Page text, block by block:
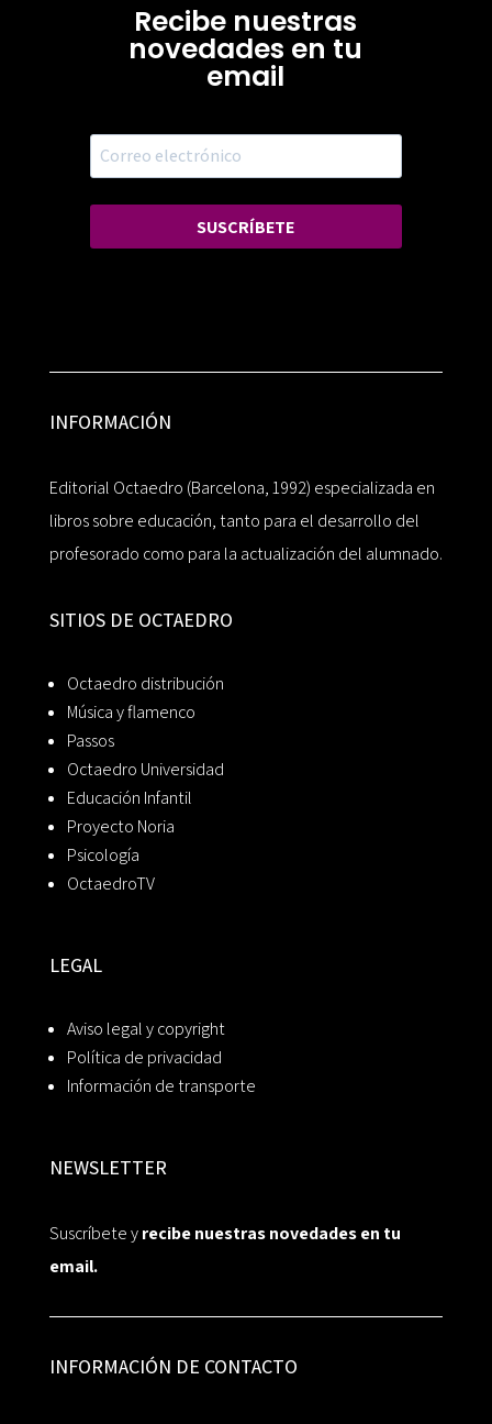
Recibe nuestras
novedades en tu
email
SUSCRÍBETE
INFORMACIÓN
Editorial Octaedro (Barcelona, 1992) especializada en
libros sobre educación, tanto para el desarrollo del
profesorado como para la actualización del alumnado.
SITIOS DE OCTAEDRO
Octaedro distribución
Música y flamenco
Passos
Octaedro Universidad
Educación Infantil
Proyecto Noria
Psicología
OctaedroTV
LEGAL
Aviso legal y copyright
Política de privacidad
Información de transporte
NEWSLETTER
Suscríbete yrecibe nuestras novedades en tu
email.
INFORMACIÓN DE CONTACTO